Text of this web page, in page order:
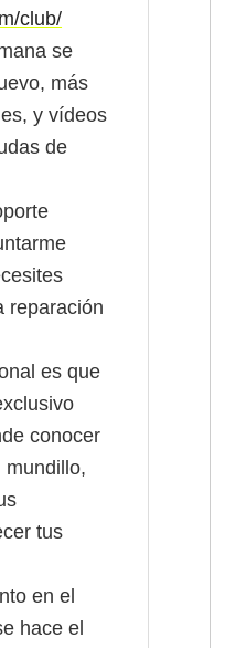
club/
se
más
y vídeos
de
reparación
es que
conocer
mundillo,
tus
en el
hace el